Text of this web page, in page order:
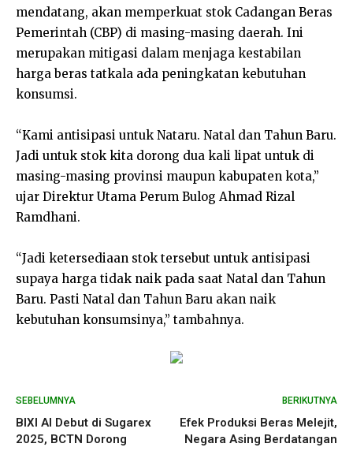
mendatang, akan memperkuat stok Cadangan Beras
Pemerintah (CBP) di masing-masing daerah. Ini
merupakan mitigasi dalam menjaga kestabilan
harga beras tatkala ada peningkatan kebutuhan
konsumsi.
“Kami antisipasi untuk Nataru. Natal dan Tahun Baru.
Jadi untuk stok kita dorong dua kali lipat untuk di
masing-masing provinsi maupun kabupaten kota,”
ujar Direktur Utama Perum Bulog Ahmad Rizal
Ramdhani.
“Jadi ketersediaan stok tersebut untuk antisipasi
supaya harga tidak naik pada saat Natal dan Tahun
Baru. Pasti Natal dan Tahun Baru akan naik
kebutuhan konsumsinya,” tambahnya.
SEBELUMNYA
BIXI AI Debut di Sugarex
2025, BCTN Dorong
BERIKUTNYA
Efek Produksi Beras Melejit,
Negara Asing Berdatangan